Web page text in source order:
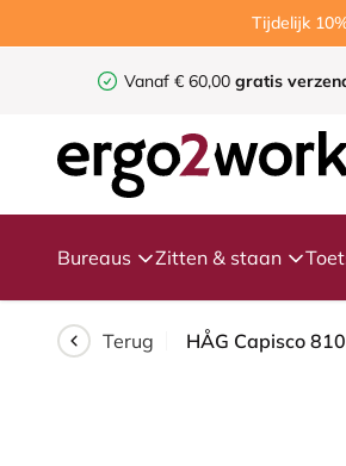
Tijdelijk
Vanaf € 60,00 gratis
Bureaus Zitten & staan
Terug